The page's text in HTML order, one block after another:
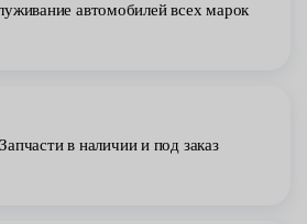
автомобилей всех марок
Запчасти в наличии и под заказ